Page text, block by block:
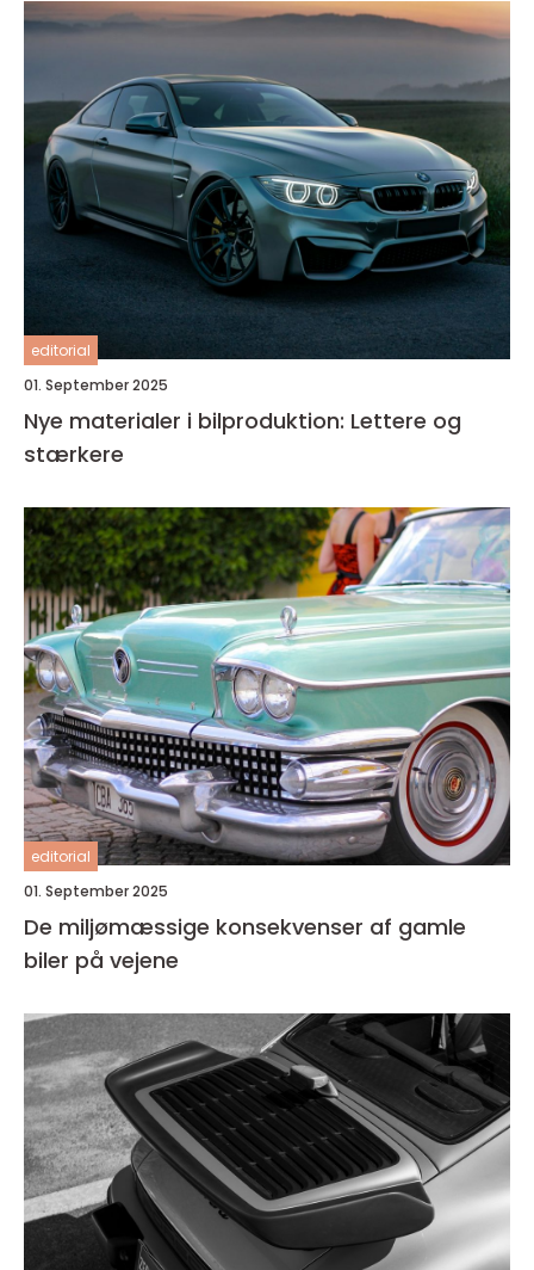
editorial
01. September 2025
Nye materialer i bilproduktion: Lettere og
stærkere
editorial
01. September 2025
De miljømæssige konsekvenser af gamle
biler på vejene